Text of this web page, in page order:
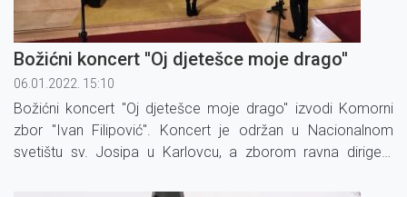
Božićni koncert ''Oj djetešce moje drago''
06.01.2022. 15:10
Božićni koncert ''Oj djetešce moje drago'' izvodi Komorni
zbor ''Ivan Filipović''. Koncert je održan u Nacionalnom
svetištu sv. Josipa u Karlovcu, a zborom ravna dirigent